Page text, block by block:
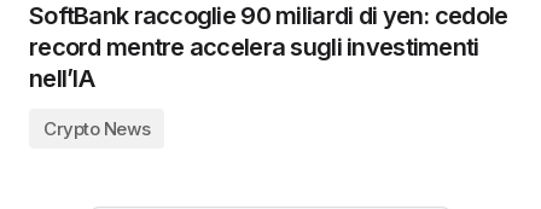
SoftBank raccoglie 90 miliardi di yen: cedole
record mentre accelera sugli investimenti
nell’IA
Crypto News